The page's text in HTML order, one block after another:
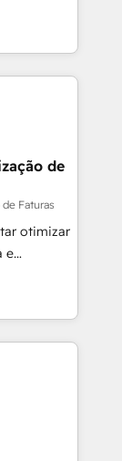
you
U.S.,
with
largest
across
all
for
paid
de
Faturas
otimizar
e
para
é
HubSpot